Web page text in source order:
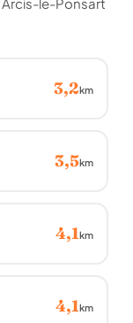
3,2km
3,5km
4,1km
4,1km